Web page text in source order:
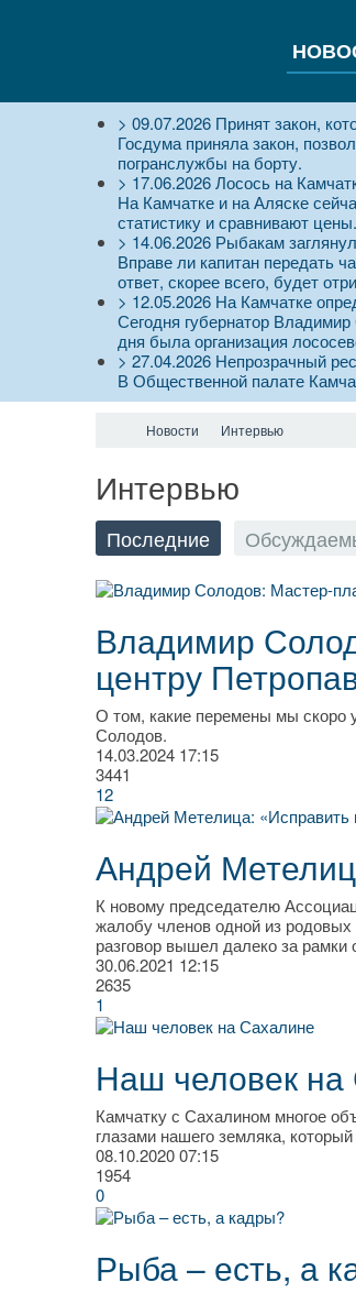
> 09.07.2026 Принят закон,
Госдума приняла закон,
погранслужбы на борту.
> 17.06.2026Лосось на
На Камчатке и на Аляске
статистику и сравнивают цены.
> 14.06.2026 Рыбакам
Вправе ли капитан передать
ответ, скорее всего, будет
> 12.05.2026 На Камчатке
Сегодня губернатор
дня была организация
> 27.04.2026 Непрозрачный
В Общественной палате
Новости Интервью
Интервью
Последние
Владимир
центру
О том, какие перемены мы скоро
Солодов.
14.03.2024 17:15
3441
12
Андрей
К новому председателю
жалобу членов одной из
разговор вышел далеко за рамки
30.06.2021 12:15
2635
1
Наш человек
Камчатку с Сахалином многое
глазами нашего земляка,
08.10.202007:15
1954
0
Рыба – есть, а